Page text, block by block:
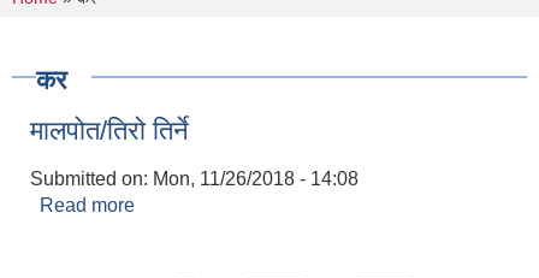
कर
मालपोत/तिरो तिर्ने
Submitted on: Mon, 11/26/2018 - 14:08
Read more